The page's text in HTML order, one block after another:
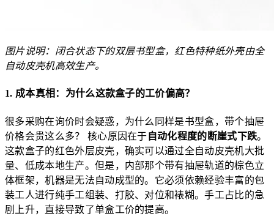
图片说明：闭合状态下的双层书型盒，红色特种纸外壳由全
自动皮壳机高效生产。
1. 成本真相：为什么这款盒子的工价偏高？
很多采购在询价时会疑惑，为什么同样是书型盒，带个抽屉
价格会贵这么多？ 核心原因在于 自动化程度的断崖式下跌。
这款盒子的红色外层皮壳，确实可以通过全自动皮壳机大批
量、低成本地生产。但是，内部那个带有抽屉轨道的棕色立
体框架，机器是无法自动成型的。它必须依赖经验丰富的包
装工人进行纯手工组装、打胶、对位和裱糊。手工占比的急
剧上升，直接导致了单盒工价的提高。